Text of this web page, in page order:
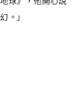
。」